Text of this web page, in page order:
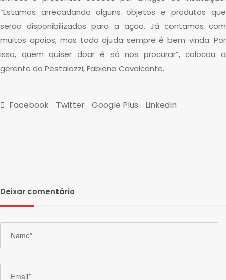
“Estamos arrecadando alguns objetos e produtos que
serão disponibilizados para a ação. Já contamos com
muitos apoios, mas toda ajuda sempre é bem-vinda. Por
isso, quem quiser doar é só nos procurar”, colocou a
gerente da Pestalozzi, Fabiana Cavalcante.
Facebook Twitter Google Plus Linkedin
Deixar comentário